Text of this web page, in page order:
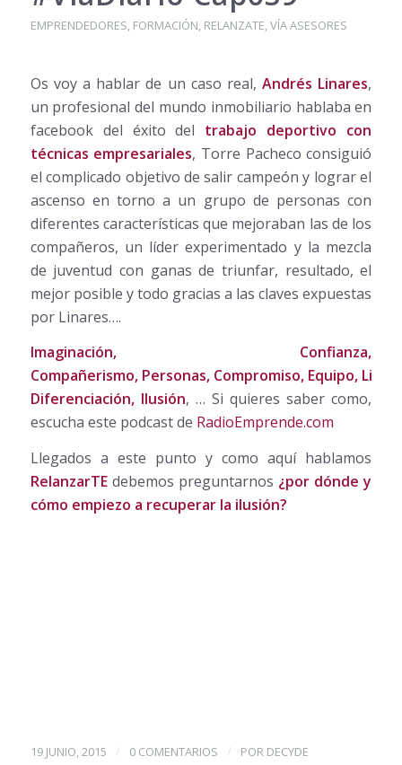
EMPRENDEDORES, FORMACIÓN, RELANZATE,VÍA ASESORES
Os voy a hablar de un caso real,Andrés Linares,
un profesional del mundo inmobiliario hablaba en
facebook del éxito del trabajo deportivo con
técnicas empresariales, Torre Pacheco consiguió
el complicado objetivo de salir campeón y lograr el
ascenso en torno a un grupo de personas con
diferentes características que mejoraban las de los
compañeros, un líder experimentado y la mezcla
de juventud con ganas de triunfar, resultado, el
mejor posible y todo gracias a las claves expuestas
por Linares….
Imaginación, Confianza,
Compañerismo, Personas, Compromiso, Equipo,
Diferenciación, Ilusión, … Si quieres saber como,
escucha este podcast de RadioEmprende.com
Llegados a este punto y como aquí hablamos
RelanzarTEdebemos preguntarnos ¿por dónde y
cómo empiezo a recuperar la ilusión?
19 JUNIO, 2015 / 0 COMENTARIOS / POR DECYDE